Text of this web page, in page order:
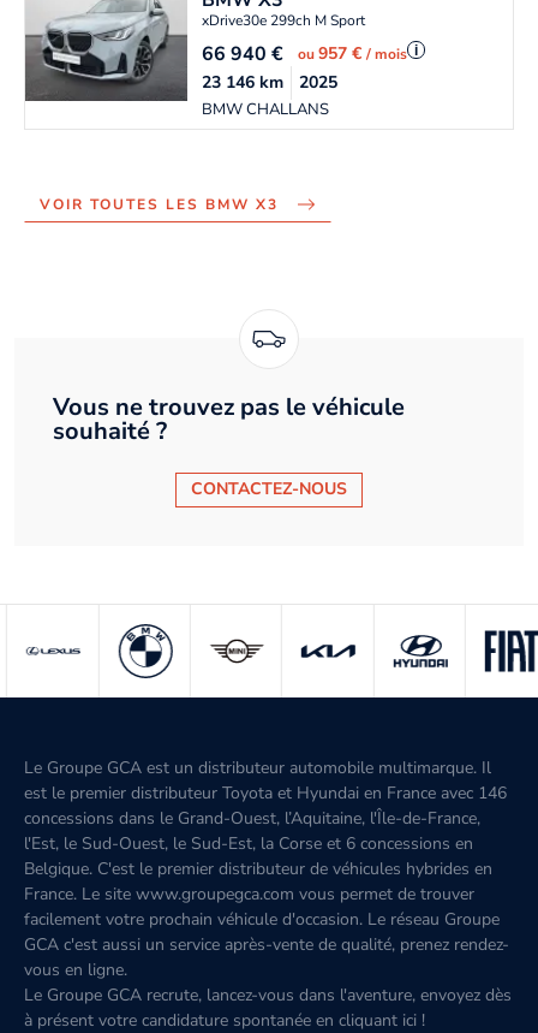
xDrive30e 299ch M Sport
66 940€ ou957 €/ mois i
BMW CHALLANS
23 146km 2025
VOIR TOUTES LES BMW X3
Vous ne trouvez pas le véhicule
souhaité ?
CONTACTEZ-NOUS
Le Groupe GCA est un distributeur automobile multimarque. Il
est le premier distributeur Toyota et Hyundai en France avec 146
concessions dans le Grand-Ouest, l’Aquitaine, l'Île-de-France,
l'Est, le Sud-Ouest, le Sud-Est, la Corse et 6 concessions en
Belgique. C'est le premier distributeur de véhicules hybrides en
France. Le site www.groupegca.com vous permet de trouver
facilement votre prochain véhicule d'occasion. Le réseau Groupe
GCA c'est aussi un service après-vente de qualité, prenez rendez-
vous en ligne.
Le Groupe GCA recrute, lancez-vous dans l'aventure, envoyez dès
à présent votre candidature spontanée en cliquant ici !